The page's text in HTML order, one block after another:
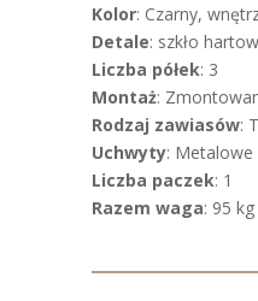
Kolor: Czarny,
Detale: szkło
Liczba półek: 3
Montaż:
Rodzaj zawiasów:
Uchwyty: Metalowe
Liczba paczek: 1
Razem waga: 95 kg